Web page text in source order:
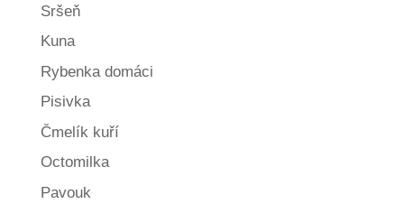
Sršeň
Kuna
Rybenka domáci
Pisivka
Čmelík kuří
Octomilka
Pavouk